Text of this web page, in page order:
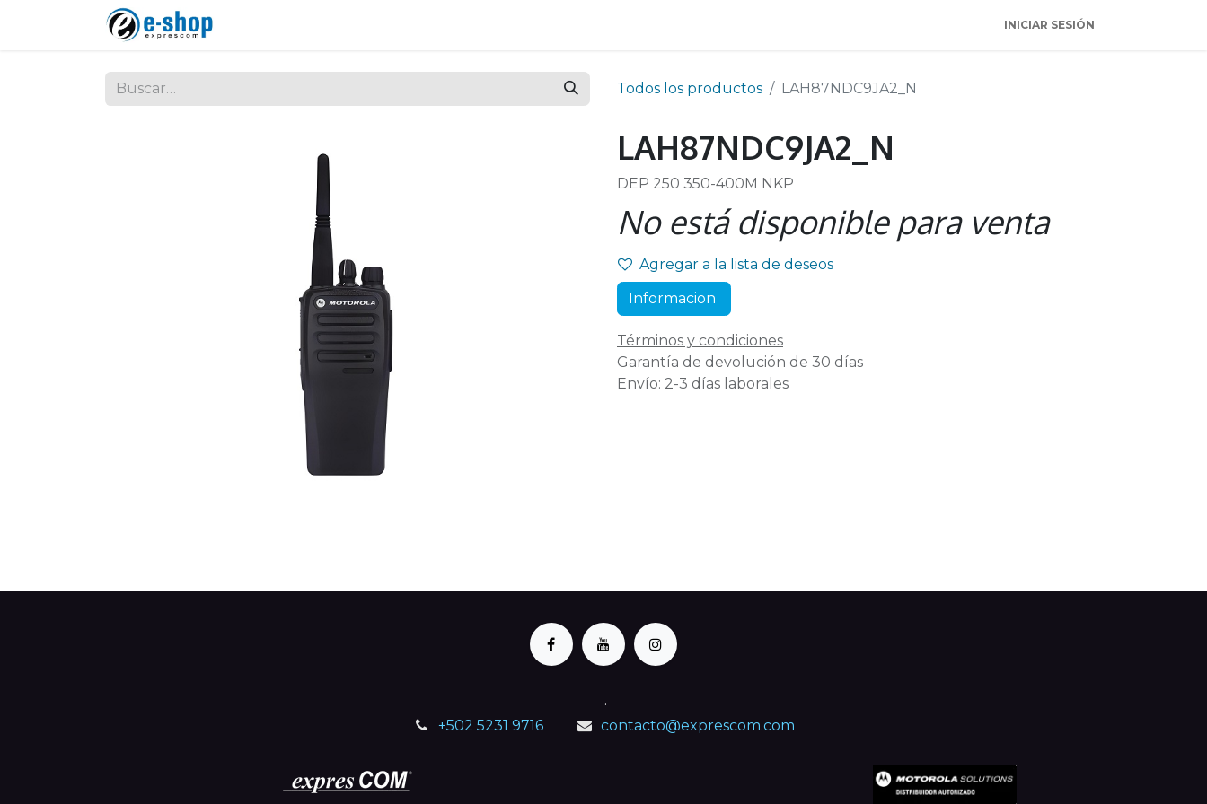
INICIAR SESIÓN
Todos los productos LAH87NDC9JA2_N
LAH87NDC9JA2_N
DEP 250 350-400M NKP
No está disponible para venta
Agregar a la lista de deseos
Informacion
Términos y condiciones
Garantía de devolución de 30 días
Envío: 2-3 días laborales
.
+502 5231 9716
contacto@exprescom.com